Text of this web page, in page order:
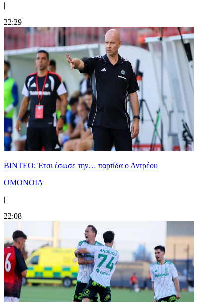
|
22:29
ΒΙΝΤΕΟ: Έτσι έσωσε την… παρτίδα ο Αντρέου
ΟΜΟΝΟΙΑ
|
22:08